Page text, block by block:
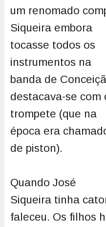
um renomado
Siqueira embora
tocasse todos os
instrumentos na
banda de
destacava-se com
trompete (que na
época era
de piston).
Quando José
Siqueira tinha
faleceu. Os filhos